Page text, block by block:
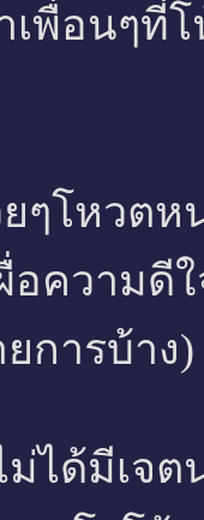
เพื่อนๆที่
ๆโหวตห
อความดี
ยการบ้าง
ได้มีเจต